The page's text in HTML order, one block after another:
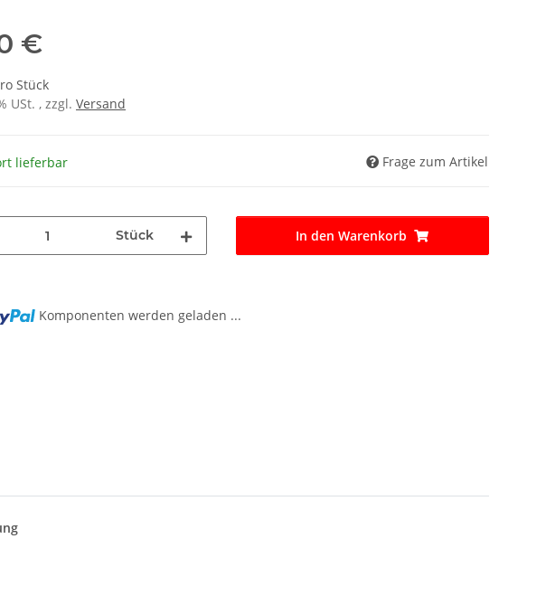
€
Stück
USt. , zzgl. Versand
lieferbar Frage zum Artikel
Stück In den Warenkorb
Komponenten werden geladen ...